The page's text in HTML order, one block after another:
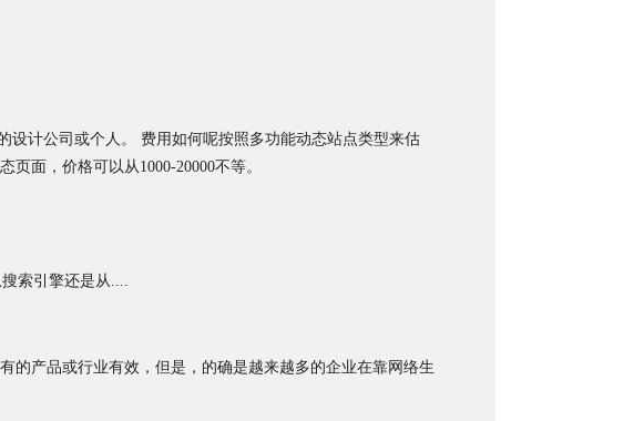
设计公司或个人。 费用如何呢按照多功能动态站点类型来估
面，价格可以从1000-20000不等。
索引擎还是从....
的产品或行业有效，但是，的确是越来越多的企业在靠网络生